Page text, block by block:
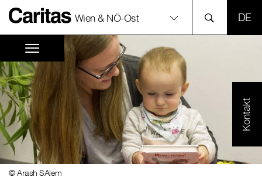
Wien & NÖ-Ost
Kontakt
© Arash SAlem